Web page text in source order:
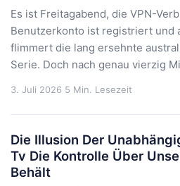
Es ist Freitagabend, die VPN-
Benutzerkonto ist registriert und
flimmert die lang ersehnte
Serie. Doch nach genau vierzig
3. Juli 2026 5 Min. Lesezeit
Die Illusion Der
Tv Die Kontrolle Über
Behält